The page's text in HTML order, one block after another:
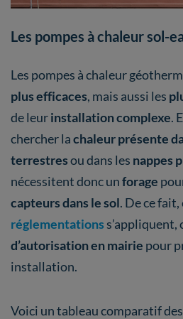
Les pompes à chaleur sol-
Les pompes à chaleur
plus efficaces, mais aussi les
de leurinstallation complexe.
chercher lachaleur présente
terrestresou dans les nappes
nécessitent donc unforage
capteurs dans le sol. De ce
réglementations s’appliquent,
d’autorisation en mairie pour
installation.
Voici un tableau comparatif